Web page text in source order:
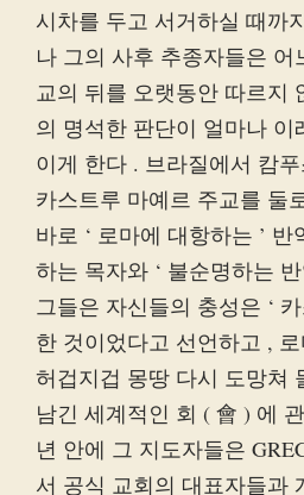
시차를 두고 서거하실 때까
나 그의 사후 추종자들은
교의 뒤를 오랫동안 따르지
의 명석한 판단이 얼마나 이
이게 한다 . 브라질에서 캄
카스트루 마예르 주교를 둘
바로 ‘ 로마에 대항하는 ’
하는 목자와 ‘ 불순명하는
그들은 자신들의 충성은 ‘
한 것이었다고 선언하고 ,
허겁지겁 몽땅 다시 도망쳐
남긴 세계적인 회 ( 會 ) 에
년 안에 그 지도자들은
서 공식 교회의 대표자들과